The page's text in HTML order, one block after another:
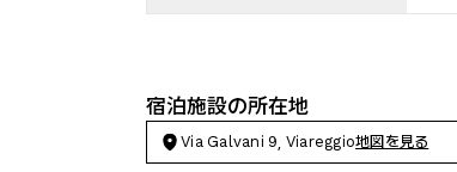
宿泊施設の所在地
Via Galvani 9, Viareggio地図を見る